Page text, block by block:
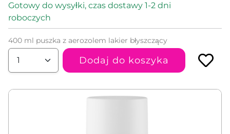
Gotowy do wysyłki, czas dostawy 1-2 dni
roboczych
400 ml puszka z aerozolem lakier błyszczący
Dodaj do koszyka